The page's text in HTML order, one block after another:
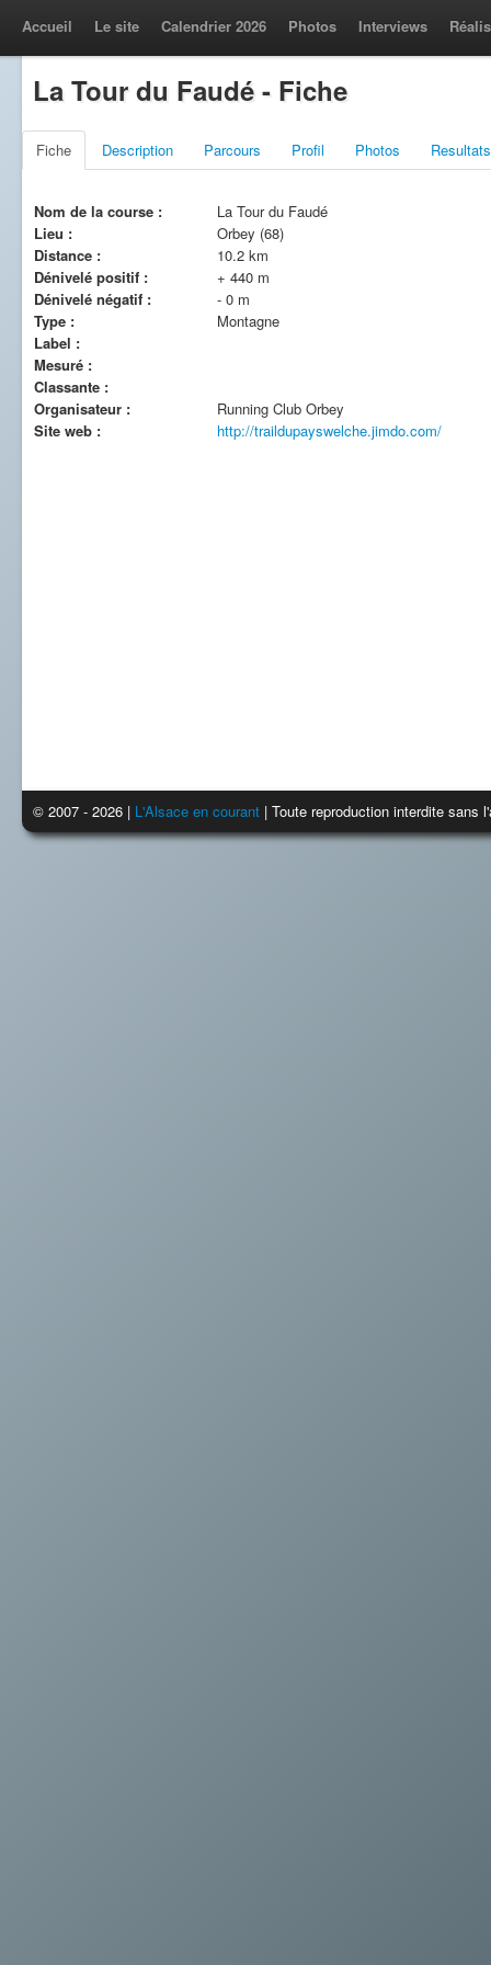
Accueil Le site Calendrier 2026 Photos Interviews
La Tour du Faudé - Fiche
Fiche Description Parcours Profil Photos Resultats
Nom de la course :
La Tour du Faudé
Lieu :
Orbey (68)
Distance :
10.2 km
Dénivelé positif :
+ 440 m
Dénivelé négatif :
- 0 m
Type :
Montagne
Label :
Mesuré :
Classante :
Organisateur :
Running Club Orbey
Site web :
http://traildupayswelche.jimdo.com/
© 2007 - 2026 | L'Alsace en courant | Toute reproduction interdite sans